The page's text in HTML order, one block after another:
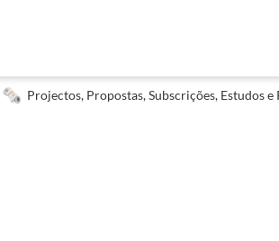
🗞️ Projectos, Propostas, Subscrições, Estudos